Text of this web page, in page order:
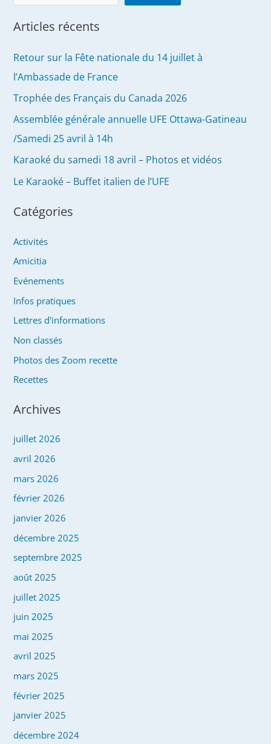
Articles récents
Retour sur la Fête nationale du 14 juillet à
l’Ambassade de France
Trophée des Français du Canada 2026
Assemblée générale annuelle UFE Ottawa-Gatineau
/Samedi 25 avril à 14h
Karaoké du samedi 18 avril – Photos et vidéos
Le Karaoké – Buffet italien de l’UFE
Catégories
Activités
Amicitia
Evénements
Infos pratiques
Lettres d'informations
Non classés
Photos des Zoom recette
Recettes
Archives
juillet 2026
avril 2026
mars 2026
février 2026
janvier 2026
décembre 2025
septembre 2025
août 2025
juillet 2025
juin 2025
mai 2025
avril 2025
mars 2025
février 2025
janvier 2025
décembre 2024